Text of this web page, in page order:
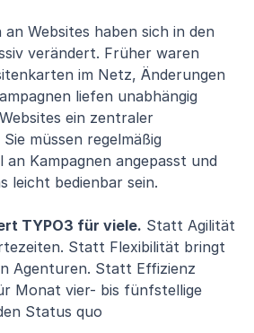
Websites haben sich in den
verändert. Früher waren
im Netz, Änderungen
liefen unabhängig
ein zentraler
müssen regelmäßig
Kampagnen angepasst und
leicht bedienbar sein.
TYPO3 für viele. Statt Agilität
Statt Flexibilität bringt
Agenturen. Statt Effizienz
Monat vier- bis fünfstellige
Status quo